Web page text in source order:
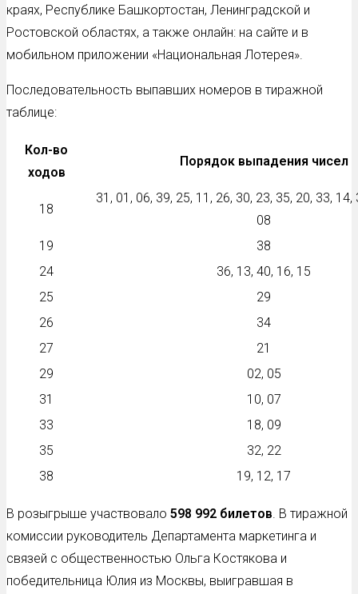
краях, Республике Башкортостан, Ленинградской и
Ростовской областях, а также онлайн: на сайте и в
мобильном приложении «Национальная Лотерея».
Последовательность выпавших номеров в тиражной
таблице:
Кол-во
ходов
Порядок выпадения чисел
18
31, 01, 06, 39, 25, 11, 26, 30, 23, 35, 20, 33, 14,
08
19
38
24
36, 13, 40, 16, 15
25
29
26
34
27
21
29
02, 05
31
10, 07
33
18, 09
35
32, 22
38
19, 12, 17
В розыгрыше участвовало 598 992 билетов . В тиражной
комиссии руководитель Департамента маркетинга и
связей с общественностью Ольга Костякова и
победительница Юлия из Москвы, выигравшая в